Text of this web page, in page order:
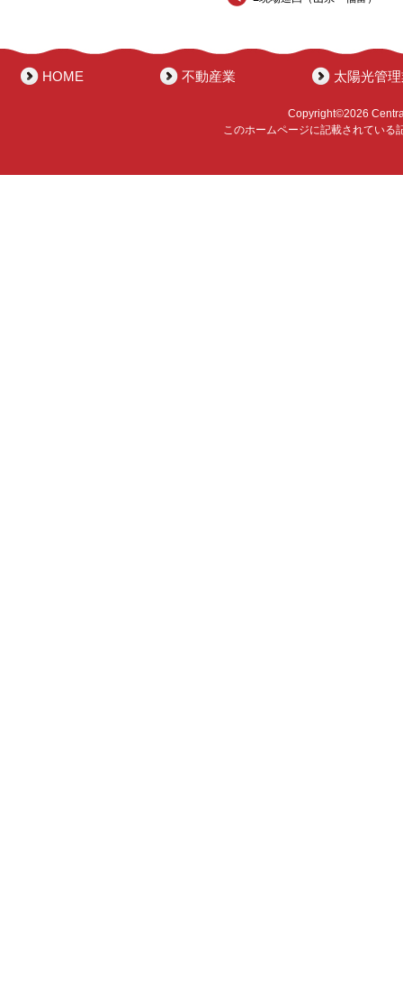
HOME 不動産業 太陽光管
Copyright©2026
このホームページに記載されている